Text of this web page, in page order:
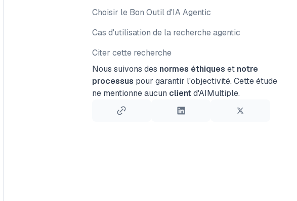
Choisir le Bon Outil d'IA Agentic
Cas d'utilisation de la recherche agentic
Citer cette recherche
Nous suivons des normes éthiques et notre
processus pour garantir l'objectivité. Cette étude
ne mentionne aucun clientd'AIMultiple.